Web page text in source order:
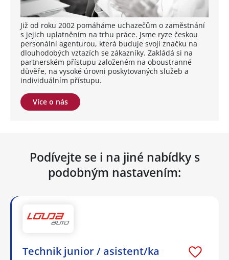
Již od roku 2002 pomáháme uchazečům o zaměstnání
s jejich uplatněním na trhu práce. Jsme ryze českou
personální agenturou, která buduje svoji značku na
dlouhodobých vztazích se zákazníky. Zakládá si na
partnerském přístupu založeném na oboustranné
důvěře, na vysoké úrovni poskytovaných služeb a
individuálním přístupu.
Více o nás
Podívejte se i na jiné nabídky s
podobným nastavením:
Technik junior / asistent/ka